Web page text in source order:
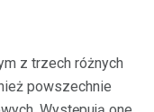
z trzech różnych
powszechnie